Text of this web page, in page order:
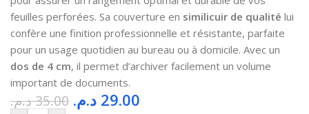
feuilles perforées. Sa couverture en similicuir de qualité lui
confère une finition professionnelle et résistante, parfaite
pour un usage quotidien au bureau ou à domicile. Avec un
dos de 4 cm, il permet d’archiver facilement un volume
important de documents.
35.00د.م. 29.00 د.م.